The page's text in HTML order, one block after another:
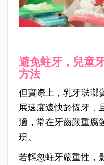
避免蛀牙，兒童
方法
但實際上，乳牙琺瑯
展速度遠快於恆牙，
適，常在牙齒嚴重腐
現。
若輕忽蛀牙嚴重性，